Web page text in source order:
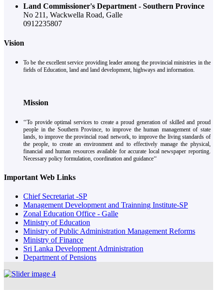
Land Commissioner's Department - Southern Province
No 211, Wackwella Road, Galle
0912235807
Vision
To be the excellent service providing leader among the provincial ministries in the
fields of Education, land and land development, highways and information.
Mission
‘‘To provide optimal services to create a proud generation of skilled and proud
people in the Southern Province, to improve the human management of state
lands, to improve the provincial road network, to improve the living standards of
the people, to create an environment and to effectively manage the physical,
financial and human resources available for accurate local newspaper reporting.
Necessary policy formulation, coordination and guidance‘‘
Important Web Links
Chief Secretariat -SP
Management Development and Trainning Institute-SP
Zonal Education Office - Galle
Ministry of Education
Ministry of Public Administration Management Reforms
Ministry of Finance
Sri Lanka Development Administration
Department of Pensions